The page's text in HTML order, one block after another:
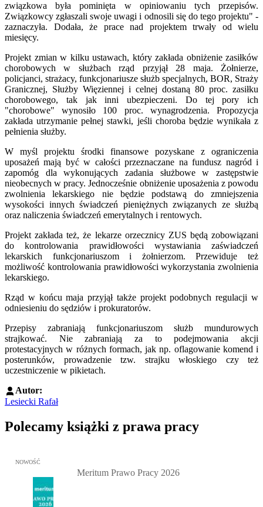
związkowa była pominięta w opiniowaniu tych przepisów.
Związkowcy zgłaszali swoje uwagi i odnosili się do tego projektu" -
zaznaczyła. Dodała, że prace nad projektem trwały od wielu
miesięcy.
Projekt zmian w kilku ustawach, który zakłada obniżenie zasiłków
chorobowych w służbach rząd przyjął 28 maja. Żołnierze,
policjanci, strażacy, funkcjonariusze służb specjalnych, BOR, Straży
Granicznej, Służby Więziennej i celnej dostaną 80 proc. zasiłku
chorobowego, tak jak inni ubezpieczeni. Do tej pory ich
"chorobowe" wynosiło 100 proc. wynagrodzenia. Propozycja
zakłada utrzymanie pełnej stawki, jeśli choroba będzie wynikała z
pełnienia służby.
W myśl projektu środki finansowe pozyskane z ograniczenia
uposażeń mają być w całości przeznaczane na fundusz nagród i
zapomóg dla wykonujących zadania służbowe w zastępstwie
nieobecnych w pracy. Jednocześnie obniżenie uposażenia z powodu
zwolnienia lekarskiego nie będzie podstawą do zmniejszenia
wysokości innych świadczeń pieniężnych związanych ze służbą
oraz naliczenia świadczeń emerytalnych i rentowych.
Projekt zakłada też, że lekarze orzecznicy ZUS będą zobowiązani
do kontrolowania prawidłowości wystawiania zaświadczeń
lekarskich funkcjonariuszom i żołnierzom. Przewiduje też
możliwość kontrolowania prawidłowości wykorzystania zwolnienia
lekarskiego.
Rząd w końcu maja przyjął także projekt podobnych regulacji w
odniesieniu do sędziów i prokuratorów.
Przepisy zabraniają funkcjonariuszom służb mundurowych
strajkować. Nie zabraniają za to podejmowania akcji
protestacyjnych w różnych formach, jak np. oflagowanie komend i
posterunków, prowadzenie tzw. strajku włoskiego czy też
uczestniczenie w pikietach.
Autor:
Lesiecki Rafał
Polecamy książki z prawa pracy
Przejdź do: Meritum Prawo Pracy 2026, Kazimierz Jaśkowski -
NOWOŚĆ
Meritum Prawo Pracy 2026